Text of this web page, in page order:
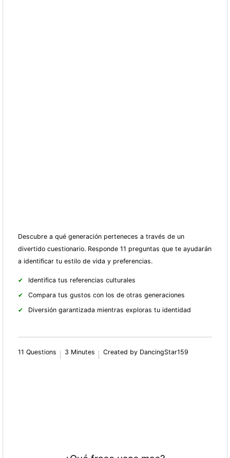
Descubre a qué generación perteneces a través de un
divertido cuestionario. Responde 11 preguntas que te ayudarán
a identificar tu estilo de vida y preferencias.
Identifica tus referencias culturales
Compara tus gustos con los de otras generaciones
Diversión garantizada mientras exploras tu identidad
11 Questions 3 Minutes Created by DancingStar159